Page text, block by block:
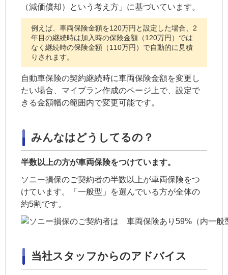
（減価償却）という考え方」に基づいています。
例えば、車両保険金額を120万円と設定した場合、2
年目の継続時は加入時の保険金額（120万円）では
なく継続時の保険金額（110万円）で自動的に見積
りされます。
自動車保険の契約継続時に車両保険金額を変更し
たい場合、マイプラン作成のページ上で、設定で
きる金額幅の範囲内で変更可能です。
みんなはどうしてるの？
半数以上の方が車両保険をつけています。
ソニー損保のご契約者の半数以上が車両保険をつ
けています。「一般型」を選んでいる方が全体の
約5割です。
当社スタッフからのアドバイス